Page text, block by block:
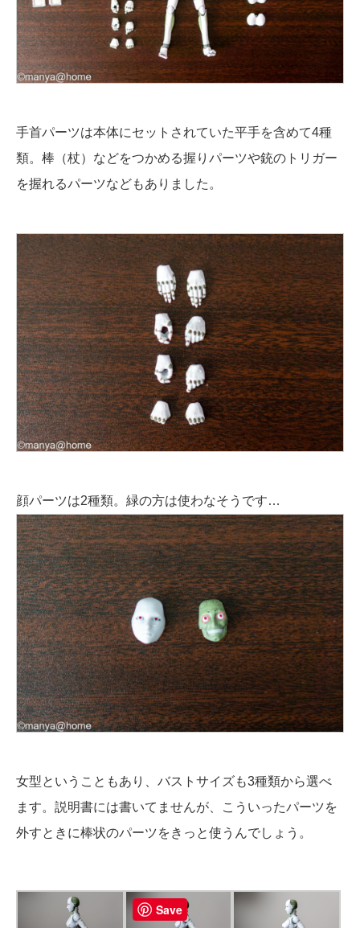
手首パーツは本体にセットされていた平手を含めて4種
類。棒（杖）などをつかめる握りパーツや銃のトリガー
を握れるパーツなどもありました。
顔パーツは2種類。緑の方は使わなそうです…
女型ということもあり、バストサイズも3種類から選べ
ます。説明書には書いてませんが、こういったパーツを
外すときに棒状のパーツをきっと使うんでしょう。
Save